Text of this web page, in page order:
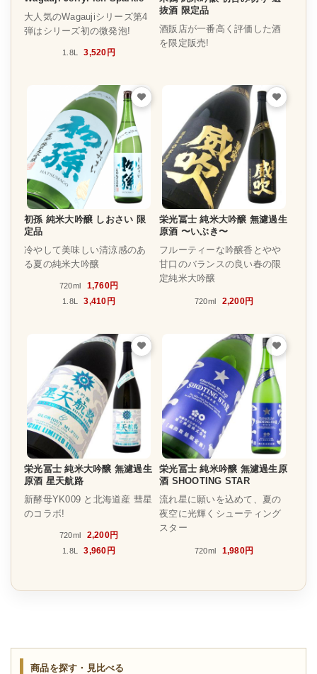
大人気のWagaujiシリーズ第4
弾はシリーズ初の微発泡!
1.8L 3,520円
抜酒 限定品
酒販店が一番高く評価した酒
を限定販売!
初孫 純米大吟醸 しおさい 限
定品
冷やして美味しい清涼感のあ
る夏の純米大吟醸
720ml 1,760円
1.8L 3,410円
栄光冨士 純米大吟醸 無濾過生
原酒 〜いぶき〜
フルーティーな吟醸香とやや
甘口のバランスの良い春の限
定純米大吟醸
720ml 2,200円
栄光冨士 純米大吟醸 無濾過生
原酒 星天航路
新酵母YK009 と北海道産 彗星
のコラボ!
720ml 2,200円
1.8L 3,960円
栄光冨士 純米吟醸 無濾過生原
酒 SHOOTING STAR
流れ星に願いを込めて、夏の
夜空に光輝くシューティング
スター
720ml 1,980円
商品を探す・見比べる